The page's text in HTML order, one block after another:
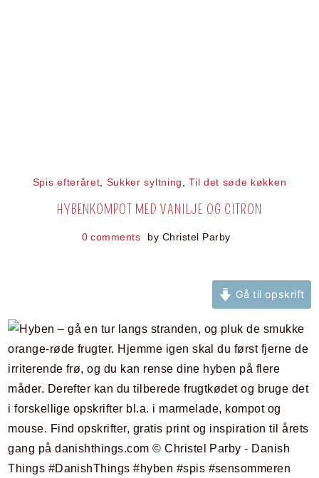
Spis efteråret, Sukker syltning ,Til det søde køkken
HYBENKOMPOT MED VANILJE OG CITRON
0 comments by Christel Parby
Gå til opskrift